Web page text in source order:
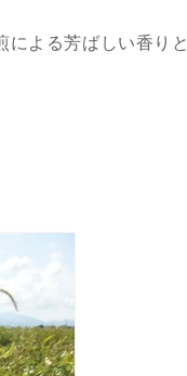
よる芳ばしい香りと